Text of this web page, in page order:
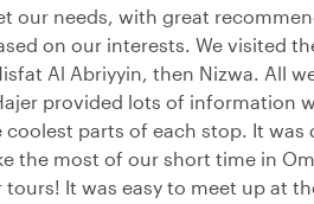
our needs, with great
on our interests. We visited
Al Abriyyin, then Nizwa. All
provided lots of information
coolest parts of each stop. It was
the most of our short time in
It was easy to meet up at